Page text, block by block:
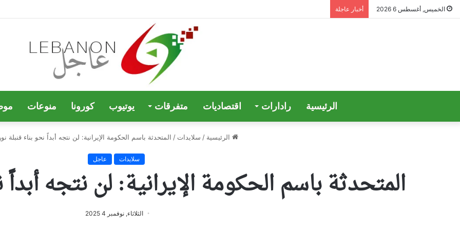
الخميس, أغسطس 6 2026 أخبار عاجلة
الرئيسية رادارات اقتصاديات متفرقات يوتيوب كورونا منوعات
الرئيسية / سلايدات / المتحدثة باسم الحكومة الإيرانية: لن نتجه أبداً نحو بناء قنبلة
سلايدات عاجل
المتحدثة باسم الحكومة الإيرانية: لن نتجه
الثلاثاء, نوفمبر 4 2025